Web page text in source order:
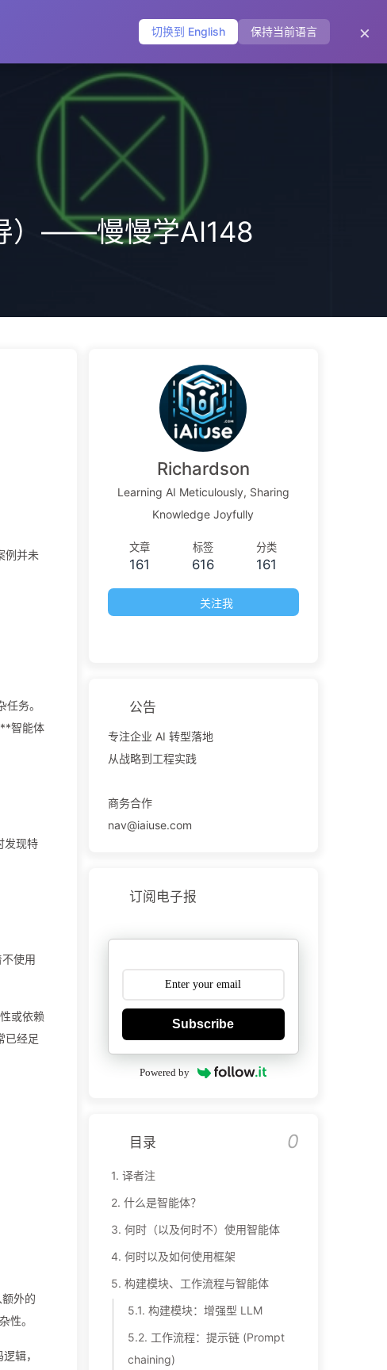
切换到 English 保持当前语言 ×
标签 分类 友链 关于
）——慢慢学AI148
例并未
务。
智能体
发现特
使用
或依赖
已经足
外的
性。
辑，
Richardson
Learning AI Meticulously, Sharing
Knowledge Joyfully
文章
161
标签
616
分类
161
关注我
公告
专注企业 AI 转型落地
从战略到工程实践
商务合作
nav@iaiuse.com
订阅电子报
Subscribe
Powered by
目录 0
1. 译者注
2. 什么是智能体？
3. 何时（以及何时不）使用智能体
4. 何时以及如何使用框架
5. 构建模块、工作流程与智能体
5.1. 构建模块：增强型 LLM
5.2. 工作流程：提示链 (Prompt
chaining)